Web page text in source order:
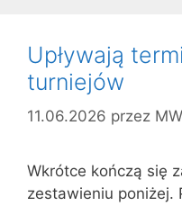
Upływają
turniejów
11.06.2026 przez MW
Wkrótce kończą się
zestawieniu poniżej.